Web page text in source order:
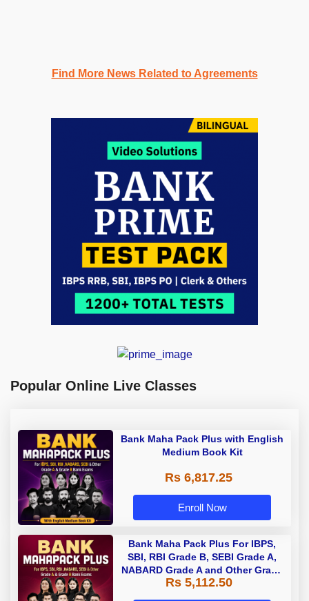
Find More News Related to Agreements
Popular Online Live Classes
Bank Maha Pack Plus with English
Medium Book Kit
Rs 6,817.25
Enroll Now
Bank Maha Pack Plus For IBPS,
SBI, RBI Grade B, SEBI Grade A,
NABARD Grade A and Other Grade
A & Grade B Bank Exams
Rs 5,112.50